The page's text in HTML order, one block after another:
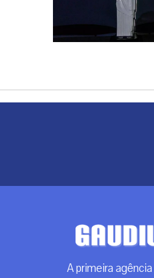
A primeira